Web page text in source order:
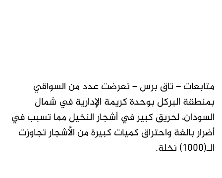
متابعات – تاق برس – تعرضت عدد من السواقي
بمنطقة البركل بوحدة كريمة الإدارية في شمال
السودان، لحريق كبير في أشجار النخيل مما تسبب في
أضرار بالغة واحتراق كميات كبيرة من الأشجار تجاوزت
الـ(1000) نخلة.